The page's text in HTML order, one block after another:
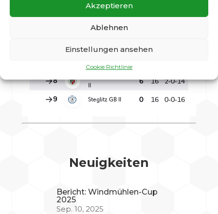
Akzeptieren
Ablehnen
Einstellungen ansehen
Cookie Richtlinie
Neuigkeiten
Bericht: Windmühlen-Cup
2025
Sep. 10, 2025